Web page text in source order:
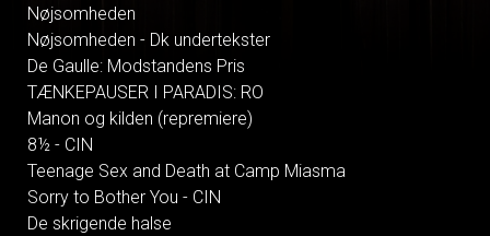
Nøjsomheden
Nøjsomheden - Dk undertekster
De Gaulle: Modstandens Pris
TÆNKEPAUSER I PARADIS: RO
Manon og kilden (repremiere)
8½ - CIN
Teenage Sex and Death at Camp Miasma
Sorry to Bother You - CIN
De skrigende halse